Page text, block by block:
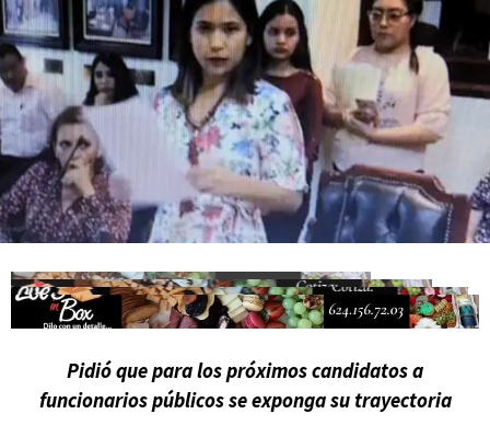
Campesina
Pidió que para los próximos candidatos a
funcionarios públicos se exponga su trayectoria